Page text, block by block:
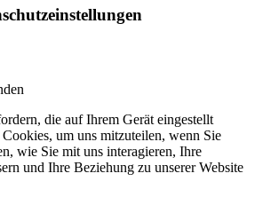
die auf Ihrem Gerät eingestellt
um uns mitzuteilen, wenn Sie
wie Sie mit uns interagieren, Ihre
und Ihre Beziehung zu unserer Website